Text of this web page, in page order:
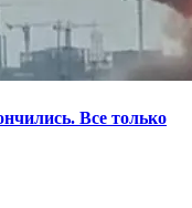
Все только